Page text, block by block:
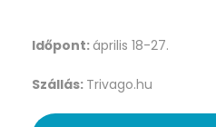
Időpont: április 18-27.
Szállás: Trivago.hu